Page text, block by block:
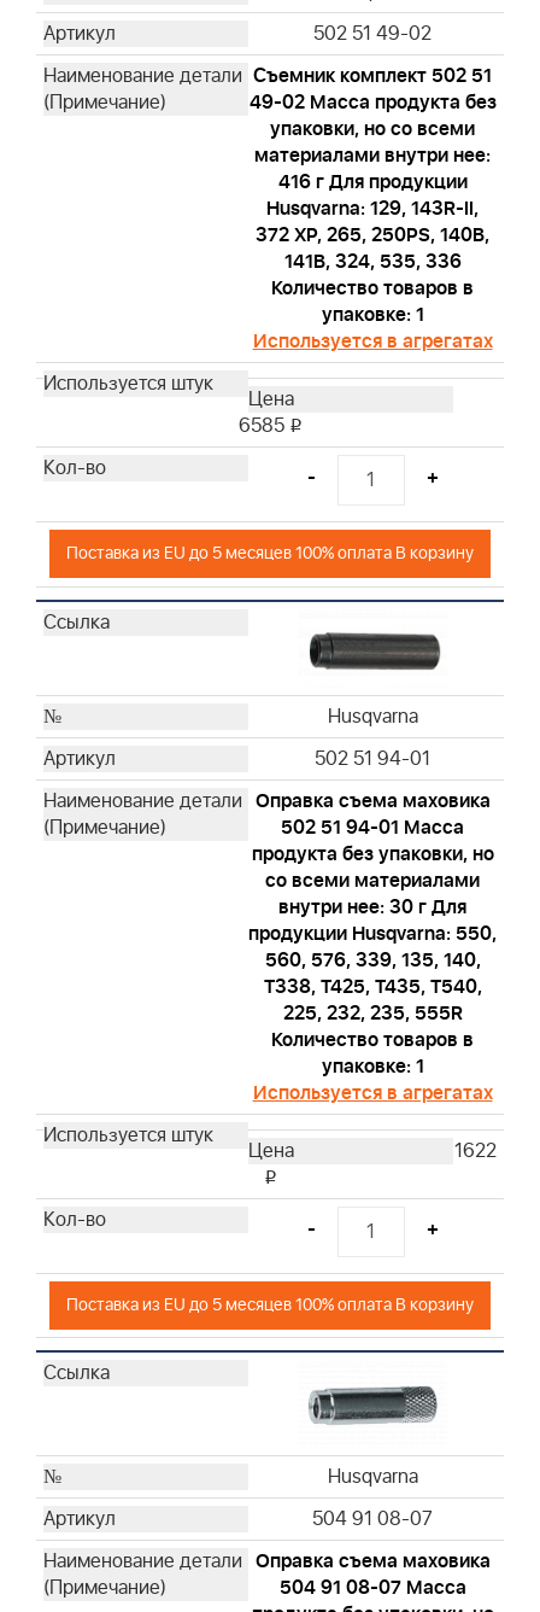
502 51 49-02
Съемник комплект 502 51
49-02 Масса продукта без
упаковки, но со всеми
материалами внутри нее:
416 г Для продукции
Husqvarna: 129, 143R-II,
372 XP, 265, 250PS, 140B,
141B, 324, 535, 336
Количество товаров в
упаковке: 1
Используется в агрегатах
6585 i
- +
Поставка из EU до 5 месяцев 100% оплата В корзину
Husqvarna
502 51 94-01
Оправка съема маховика
502 51 94-01 Масса
продукта без упаковки, но
со всеми материалами
внутри нее: 30 г Для
продукции Husqvarna: 550,
560, 576, 339, 135, 140,
T338, T425, T435, T540,
225, 232, 235, 555R
Количество товаров в
упаковке: 1
Используется в агрегатах
1622
i
- +
Поставка из EU до 5 месяцев 100% оплата В корзину
Husqvarna
504 91 08-07
Оправка съема маховика
504 91 08-07 Масса